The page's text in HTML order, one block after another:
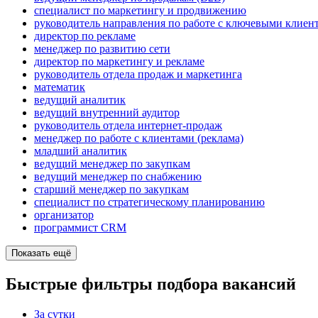
специалист по маркетингу и продвижению
руководитель направления по работе с ключевыми
директор по рекламе
менеджер по развитию сети
директор по маркетингу и рекламе
руководитель отдела продаж и маркетинга
математик
ведущий аналитик
ведущий внутренний аудитор
руководитель отдела интернет-продаж
менеджер по работе с клиентами (реклама)
младший аналитик
ведущий менеджер по закупкам
ведущий менеджер по снабжению
старший менеджер по закупкам
специалист по стратегическому планированию
организатор
программист CRM
Показать ещё
Быстрые фильтры подбора вакансий
За сутки